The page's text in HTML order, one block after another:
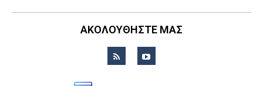
ΑΚΟΛΟΥΘΗΣΤΕ ΜΑΣ